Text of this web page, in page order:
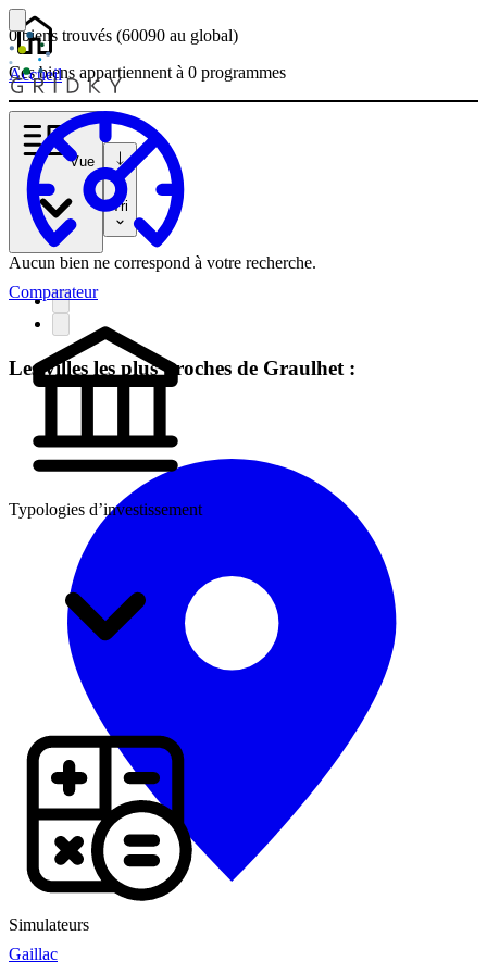
Accueil
Comparateur
Typologies d’investissement
Simulateurs
0 biens trouvés (60090 au global)
Ces biens appartiennent à 0 programmes
Vue
Tri
Aucun bien ne correspond à votre recherche.
Les villes les plus proches de Graulhet :
Gaillac